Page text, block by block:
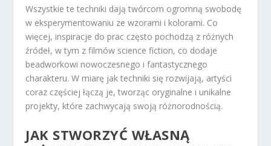
Wszystkie te techniki dają twórcom ogromną swobodę
w eksperymentowaniu ze wzorami i kolorami. Co
więcej, inspiracje do prac często pochodzą z różnych
źródeł, w tym z filmów science fiction, co dodaje
beadworkowi nowoczesnego i fantastycznego
charakteru. W miarę jak techniki się rozwijają, artyści
coraz częściej łączą je, tworząc oryginalne i unikalne
projekty, które zachwycają swoją różnorodnością.
JAK STWORZYĆ WŁASNĄ